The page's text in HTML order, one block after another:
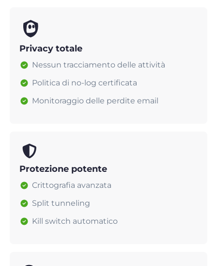
Privacy totale
Nessun tracciamento delle attività
Politica di no-log certificata
Monitoraggio delle perdite email
Protezione potente
Crittografia avanzata
Split tunneling
Kill switch automatico